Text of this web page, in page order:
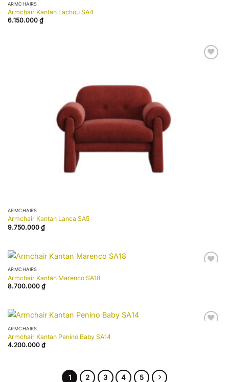
ARMCHAIRS
Armchair Kantan Lachou SA4
6.150.000 ₫
ARMCHAIRS
Armchair Kantan Lanca SA5
9.750.000 ₫
ARMCHAIRS
Armchair Kantan Marenco SA18
8.700.000 ₫
ARMCHAIRS
Armchair Kantan Penino Baby SA14
4.200.000 ₫
1 2 3 4 5